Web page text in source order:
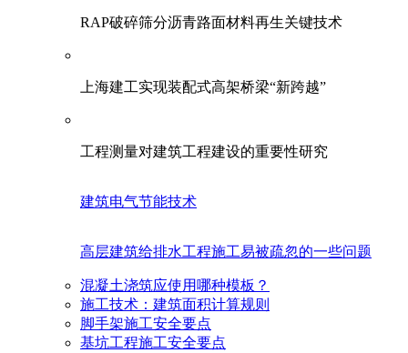
RAP破碎筛分沥青路面材料再生关键技术
上海建工实现装配式高架桥梁“新跨越”
工程测量对建筑工程建设的重要性研究
建筑电气节能技术
高层建筑给排水工程施工易被疏忽的一些问题
混凝土浇筑应使用哪种模板？
施工技术：建筑面积计算规则
脚手架施工安全要点
基坑工程施工安全要点